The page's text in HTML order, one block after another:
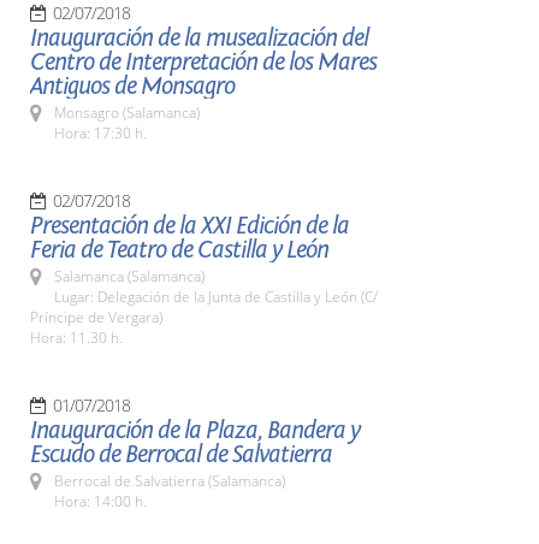
02/07/2018
Inauguración de la musealización del
Centro de Interpretación de los Mares
Antiguos de Monsagro
Monsagro (Salamanca)
Hora: 17:30 h.
02/07/2018
Presentación de la XXI Edición de la
Feria de Teatro de Castilla y León
Salamanca (Salamanca)
Lugar: Delegación de la Junta de Castilla y León (C/
Príncipe de Vergara)
Hora: 11.30 h.
01/07/2018
Inauguración de la Plaza, Bandera y
Escudo de Berrocal de Salvatierra
Berrocal de Salvatierra (Salamanca)
Hora: 14:00 h.